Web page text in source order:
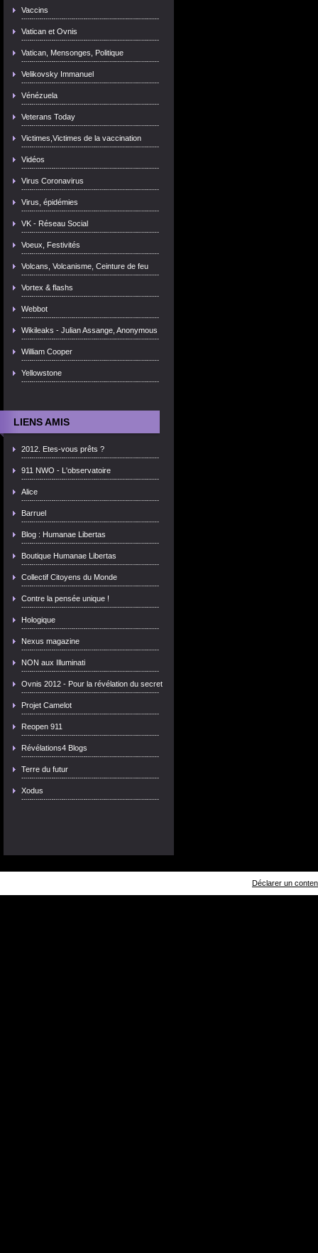
Vaccins
Vatican et Ovnis
Vatican, Mensonges, Politique
Velikovsky Immanuel
Vénézuela
Veterans Today
Victimes,Victimes de la vaccination
Vidéos
Virus Coronavirus
Virus, épidémies
VK - Réseau Social
Voeux, Festivités
Volcans, Volcanisme, Ceinture de feu
Vortex & flashs
Webbot
Wikileaks - Julian Assange, Anonymous
William Cooper
Yellowstone
LIENS AMIS
2012. Etes-vous prêts ?
911 NWO - L'observatoire
Alice
Barruel
Blog : Humanae Libertas
Boutique Humanae Libertas
Collectif Citoyens du Monde
Contre la pensée unique !
Hologique
Nexus magazine
NON aux Illuminati
Ovnis 2012 - Pour la révélation du secret
Projet Camelot
Reopen 911
Révélations4 Blogs
Terre du futur
Xodus
Déclarer un